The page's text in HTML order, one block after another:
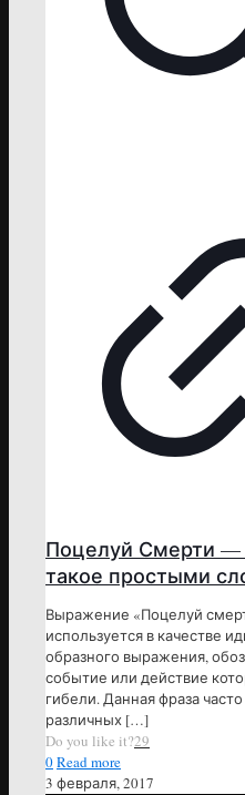
Поцелуй Смерти —
такое простыми
Выражение «Поцелуй
используется в качестве
образного выражения,
событие или действие
гибели. Данная фраза
различных […]
Do you like it?29
0Read more
3 февраля, 2017